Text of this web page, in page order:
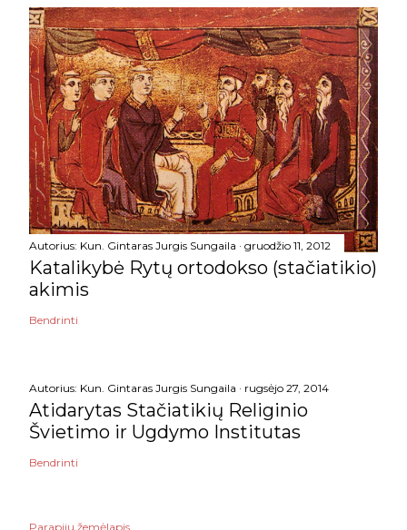
Autorius: Kun. Gintaras Jurgis Sungaila gruodžio 11, 2012
Katalikybė Rytų ortodokso (stačiatikio)
akimis
Bendrinti
Autorius: Kun. Gintaras Jurgis Sungaila rugsėjo 27, 2014
Atidarytas Stačiatikių Religinio
Švietimo ir Ugdymo Institutas
Bendrinti
Parapijų žemėlapis